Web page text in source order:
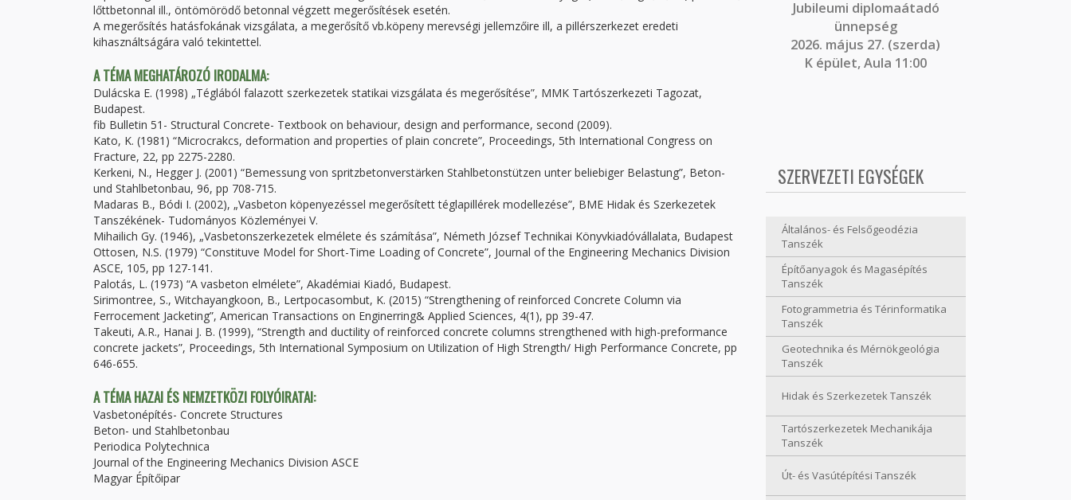
lőttbetonnal ill., öntömörödő betonnal végzett megerősítések esetén.
A megerősítés hatásfokának vizsgálata, a megerősítő vb.köpeny merevségi jellemzőire ill, a pillérszerkezet eredeti
kihasználtságára való tekintettel.
A TÉMA MEGHATÁROZÓ IRODALMA:
Dulácska E. (1998) „Téglából falazott szerkezetek statikai vizsgálata és megerősítése”, MMK Tartószerkezeti Tagozat,
Budapest.
fib Bulletin 51- Structural Concrete- Textbook on behaviour, design and performance, second (2009).
Kato, K. (1981) “Microcrakcs, deformation and properties of plain concrete”, Proceedings, 5th International Congress on
Fracture, 22, pp 2275-2280.
Kerkeni, N., Hegger J. (2001) “Bemessung von spritzbetonverstärken Stahlbetonstützen unter beliebiger Belastung”, Beton-
und Stahlbetonbau, 96, pp 708-715.
Madaras B., Bódi I. (2002), „Vasbeton köpenyezéssel megerősített téglapillérek modellezése”, BME Hidak és Szerkezetek
Tanszékének- Tudományos Közleményei V.
Mihailich Gy. (1946), „Vasbetonszerkezetek elmélete és számítása”, Németh József Technikai Könyvkiadóvállalata, Budapest
Ottosen, N.S. (1979) “Constituve Model for Short-Time Loading of Concrete”, Journal of the Engineering Mechanics Division
ASCE, 105, pp 127-141.
Palotás, L. (1973) “A vasbeton elmélete”, Akadémiai Kiadó, Budapest.
Sirimontree, S., Witchayangkoon, B., Lertpocasombut, K. (2015) “Strengthening of reinforced Concrete Column via
Ferrocement Jacketing”, American Transactions on Enginerring& Applied Sciences, 4(1), pp 39-47.
Takeuti, A.R., Hanai J. B. (1999), “Strength and ductility of reinforced concrete columns strengthened with high-preformance
concrete jackets”, Proceedings, 5th International Symposium on Utilization of High Strength/ High Performance Concrete, pp
646-655.
A TÉMA HAZAI ÉS NEMZETKÖZI FOLYÓIRATAI:
Vasbetonépítés- Concrete Structures
Beton- und Stahlbetonbau
Periodica Polytechnica
Journal of the Engineering Mechanics Division ASCE
Magyar Építőipar
Jubileumi diplomaátadó
ünnepség
2026. május 27. (szerda)
K épület, Aula 11:00
SZERVEZETI EGYSÉGEK
Általános- és Felsőgeodézia
Tanszék
Építőanyagok és Magasépítés
Tanszék
Fotogrammetria és Térinformatika
Tanszék
Geotechnika és Mérnökgeológia
Tanszék
Hidak és Szerkezetek Tanszék
Tartószerkezetek Mechanikája
Tanszék
Út- és Vasútépítési Tanszék